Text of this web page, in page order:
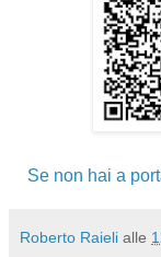
Se non hai a
Roberto Raieli alle